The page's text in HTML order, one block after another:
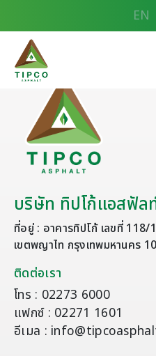
EN
บริษัท ทิปโก้แอสฟัล
ที่อยู่ : อาคารทิปโก้ เลขที่
เขตพญาไท กรุงเทพมหานคร
ติดต่อเรา
โทร : 02273 6000
แฟกซ์ : 02271 1601
อีเมล :